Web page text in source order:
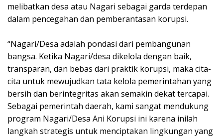
melibatkan desa atau Nagari sebagai garda terdepan
dalam pencegahan dan pemberantasan korupsi.
“Nagari/Desa adalah pondasi dari pembangunan
bangsa. Ketika Nagari/desa dikelola dengan baik,
transparan, dan bebas dari praktik korupsi, maka cita-
cita untuk mewujudkan tata kelola pemerintahan yang
bersih dan berintegritas akan semakin dekat tercapai.
Sebagai pemerintah daerah, kami sangat mendukung
program Nagari/Desa Ani Korupsi ini karena inilah
langkah strategis untuk menciptakan lingkungan yang